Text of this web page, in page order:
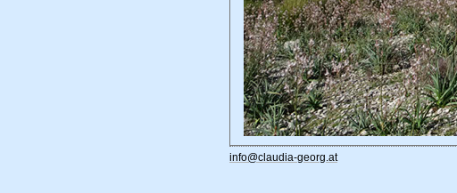
info@claudia-georg.at